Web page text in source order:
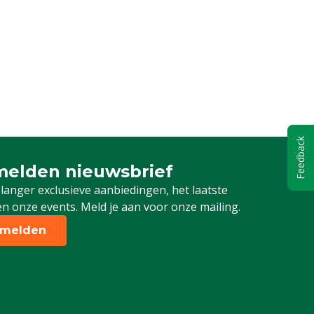
nieuwsbrief
exclusieve aanbiedingen, het laatste
onze events. Meld je aan voor onze mailing.
in voor onze nieuwsbrief Feedback